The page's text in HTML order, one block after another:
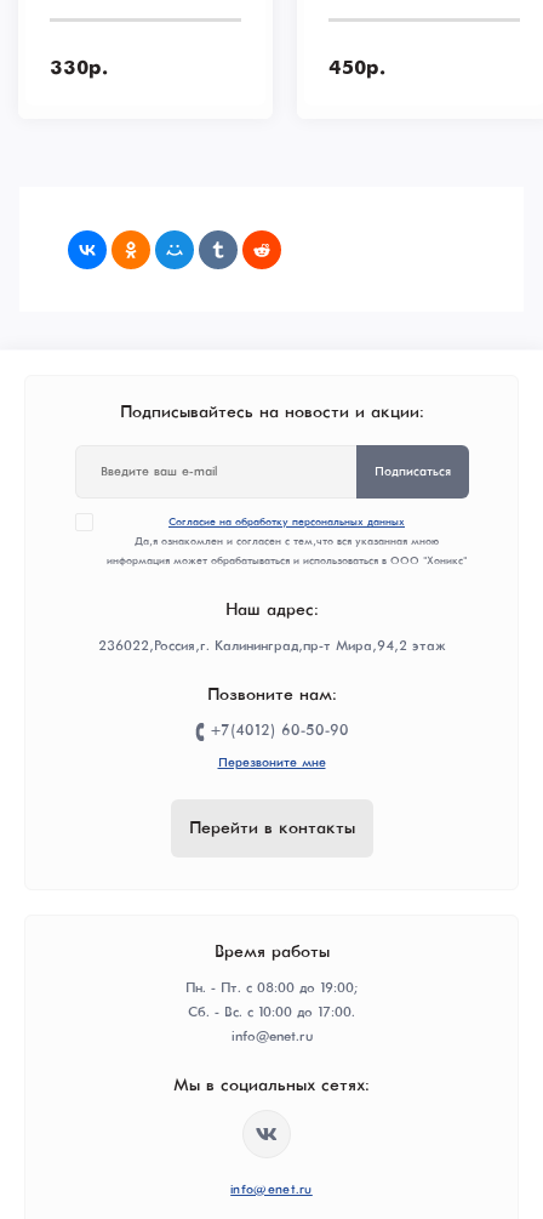
330р. 450р.
Подписывайтесь на новости и акции:
Подписаться
Согласие на обработку персональных данных
Да, я ознакомлен и согласен с тем, что вся указанная мною
информация может обрабатываться и использоваться в ООО "Хоникс"
Наш адрес:
236022, Россия, г. Калининград, пр-т Мира, 94, 2 этаж
Позвоните нам:
+7(4012) 60-50-90
Перезвоните мне
Перейти в контакты
Время работы
Пн. - Пт. с 08:00 до 19:00;
Сб. - Вс. с 10:00 до 17:00.
info@enet.ru
Мы в социальных сетях:
info@enet.ru